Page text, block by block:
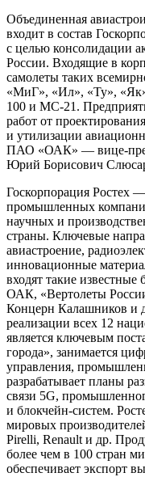
Объединенная
входит в состав
с целью консолидации
России. Входящие в
самолеты таких
«МиГ», «Ил», «Ту»,
100 и МС-21.
работ от
и утилизации
ПАО «ОАК» — вице-
Юрий Борисович
Госкорпорация Ростех
промышленных
научных и
страны. Ключевые
авиастроение,
инновационные
входят такие
ОАК, «Вертолеты
Концерн Калашников и
реализации всех 12
является ключевым
города», занимается
управления,
разрабатывает планы
связи 5G,
и блокчейн-систем.
мировых
Pirelli, Renault и др.
более чем в 100 стран
обеспечивает экспорт